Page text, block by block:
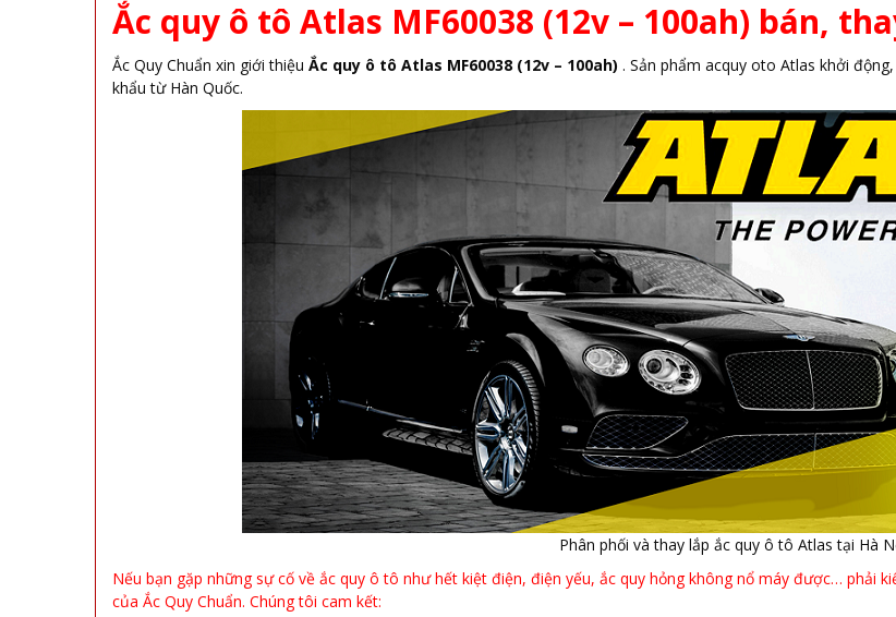
Ắc quy ô tô Atlas MF60038 (12v – 100ah) bán,
Ắc Quy Chuẩn xin giới thiệu Ắc quy ô tô Atlas MF60038 (12v – 100ah) . Sản phẩm acquy oto Atlas khởi
khẩu từ Hàn Quốc.
Phân phối và thay lắp ắc quy ô tô Atlas tại Hà
Nếu bạn gặp những sự cố về ắc quy ô tô như hết kiệt điện, điện yếu, ắc quy hỏng không nổ máy được… phải
của Ắc Quy Chuẩn. Chúng tôi cam kết: